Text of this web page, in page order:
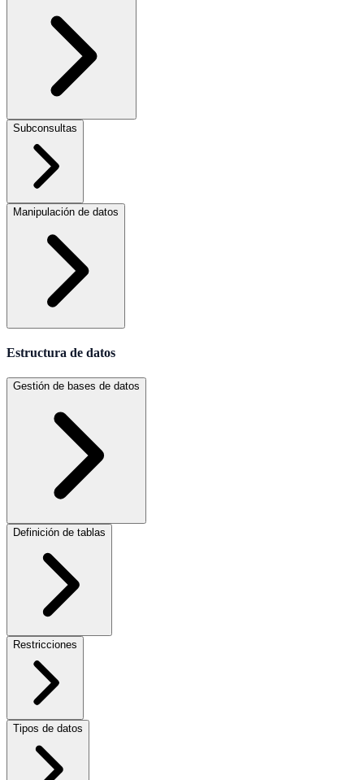
Subconsultas
Manipulación de datos
Estructura de datos
Gestión de bases de datos
Definición de tablas
Restricciones
Tipos de datos